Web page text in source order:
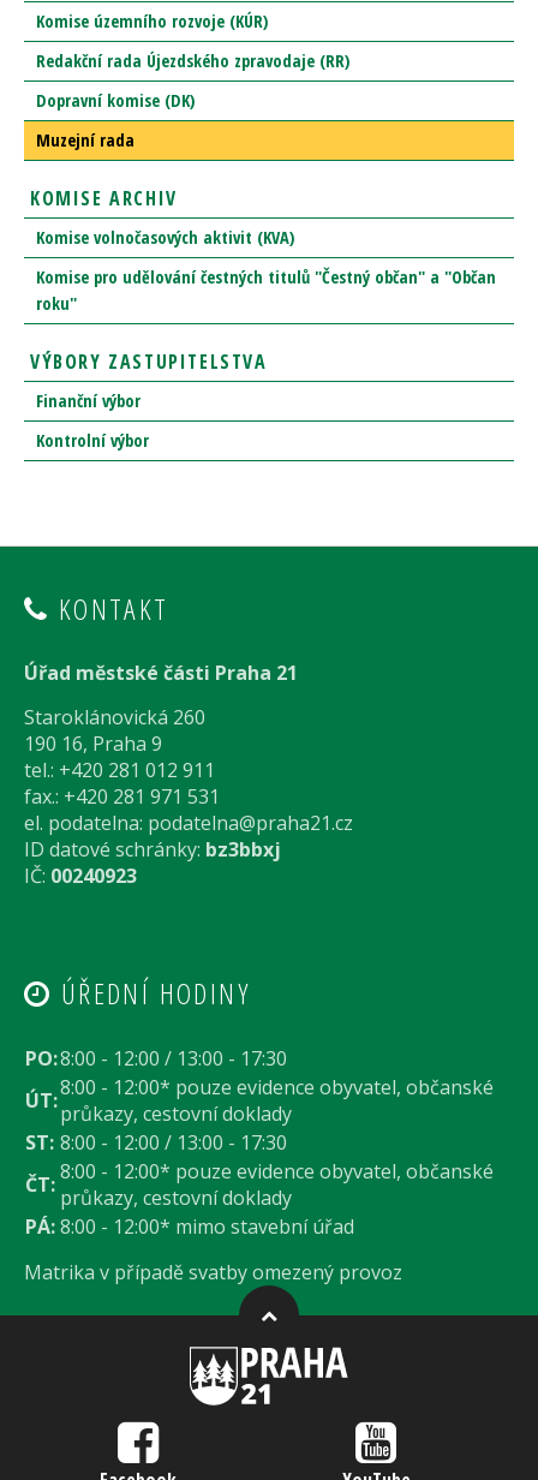
Komise územního rozvoje (KÚR)
Redakční rada Újezdského zpravodaje (RR)
Dopravní komise (DK)
Muzejní rada
KOMISE ARCHIV
Komise volnočasových aktivit (KVA)
Komise pro udělování čestných titulů "Čestný občan" a "Občan
roku"
VÝBORY ZASTUPITELSTVA
Finanční výbor
Kontrolní výbor
KONTAKT
Úřad městské části Praha 21
Staroklánovická 260
190 16, Praha 9
tel.: +420 281 012 911
fax.: +420 281 971 531
el. podatelna: podatelna@praha21.cz
ID datové schránky: bz3bbxj
IČ: 00240923
ÚŘEDNÍ HODINY
PO:8:00 - 12:00 / 13:00 - 17:30
ÚT:8:00 - 12:00* pouze evidence obyvatel, občanské
průkazy, cestovní doklady
ST: 8:00 - 12:00 / 13:00 - 17:30
ČT:8:00 - 12:00* pouze evidence obyvatel, občanské
průkazy, cestovní doklady
PÁ:8:00 - 12:00* mimo stavební úřad
Matrika v případě svatby omezený provoz